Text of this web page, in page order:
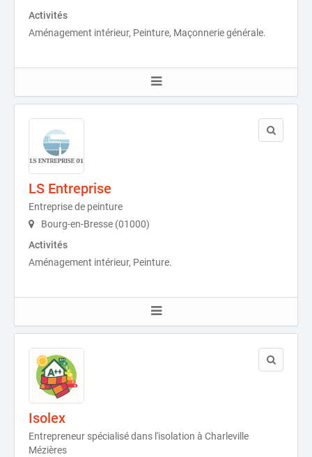
Activités
Aménagement intérieur, Peinture, Maçonnerie générale.
LS Entreprise
Entreprise de peinture
Bourg-en-Bresse (01000)
Activités
Aménagement intérieur, Peinture.
Isolex
Entrepreneur spécialisé dans l'isolation à Charleville
Mézières